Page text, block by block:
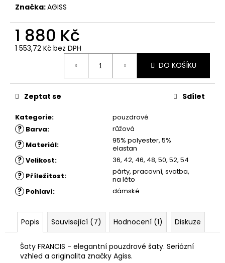
Značka:AGISS
1 880 Kč
1 553,72 Kč bez DPH
DO KOŠÍKU
Kategorie: pouzdrové
? Barva: růžová
? Materiál:
95% polyester, 5%
elastan
? Velikost: 36, 42, 46, 48, 50, 52, 54
? Příležitost:
párty, pracovní, svatba,
na léto
? Pohlaví: dámské
Zeptat se Sdílet
Popis Související (7) Hodnocení (1) Diskuze
Šaty FRANCIS - elegantní pouzdrové šaty. Seriózní
vzhled a originalita značky Agiss.
e
m
e
1
880
Kč